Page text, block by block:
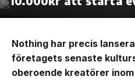
Nothing har precis
företagets senaste
oberoende kreatörer